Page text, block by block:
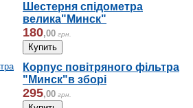
Шестерня спідометра
велика"Минск"
180,00 грн.
Корпус повітряного фільтра
"Минск"в зборі
295,00 грн.